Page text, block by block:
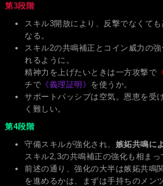
第3段階
スキル3開放により、反撃でなくて
なる。
スキル2の共鳴補正とコイン威力の
れるように。
精神力を上げたいときは一方攻撃で
チで 《義理証明》 を使うか。
サポートパッシブは空気。恩恵を受
く難しい。
第4段階
守備スキルが強化され、 嫉妬共鳴に
スキル2,3の共鳴補正の強化も相まっ
前述の通り、強化の大半は嫉妬共鳴
を進めるかは、まずは手持ちのメン